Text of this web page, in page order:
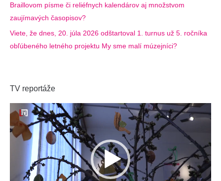
Braillovom písme či reliéfnych kalendárov aj množstvom
zaujímavých časopisov?
Viete, že dnes, 20. júla 2026 odštartoval 1. turnus už 5. ročníka
obľúbeného letného projektu My sme malí múzejníci?
TV reportáže
Video
prehrávač